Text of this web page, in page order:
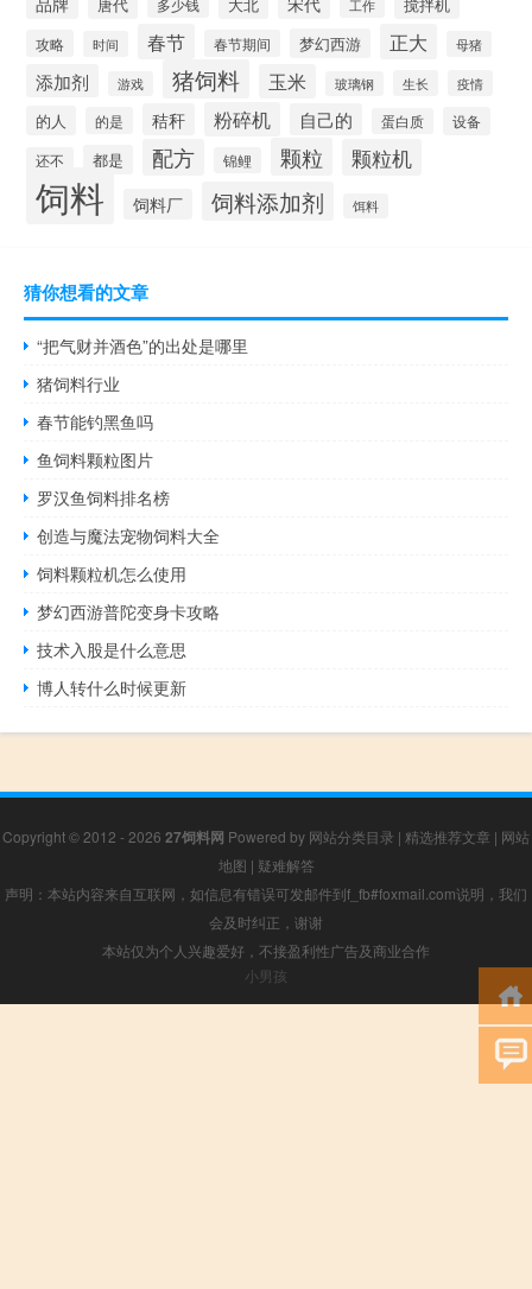
多少钱 工作
攻略 时间 春节 春节期间 梦幻西游 正大 母猪
添加剂 游戏 猪饲料 玉米 玻璃钢 生长 疫情
的人 的是 秸秆 粉碎机 自己的 蛋白质 设备
还不 都是 配方 锦鲤 颗粒 颗粒机
饲料 饲料厂 饲料添加剂 饵料
猜你想看的文章
“把气财并酒色”的出处是哪里
猪饲料行业
春节能钓黑鱼吗
鱼饲料颗粒图片
罗汉鱼饲料排名榜
创造与魔法宠物饲料大全
饲料颗粒机怎么使用
梦幻西游普陀变身卡攻略
技术入股是什么意思
博人转什么时候更新
Copyright © 2012 - 2026 27饲料网 Powered by 网站分类目录 | 精选推荐文章 | 网站
地图 | 疑难解答
声明：本站内容来自互联网，如信息有错误可发邮件到f_fb#foxmail.com说明，我们
会及时纠正，谢谢
本站仅为个人兴趣爱好，不接盈利性广告及商业合作
小男孩